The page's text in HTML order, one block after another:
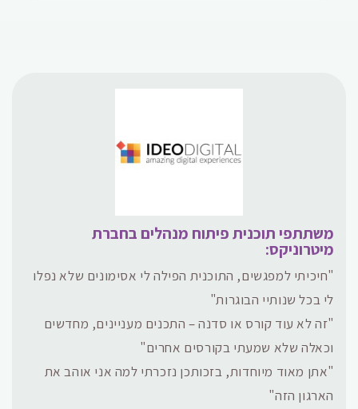
משתתפי תוכנית פיתוח מנהלים בחברת
מיטרוניקס:
"חיכיתי למפגשים, התוכנית הפילה לי אסימונים שלא נפלו
לי בכל שנותיי הבוגרות"
"זה לא עוד קורס או סדנה – התכנים מעניינים, מחדשים
וכאלה שלא שמעתי בקורסים אחרים"
"אתן מאוד מיוחדות, בזכותכן נזכרתי למה אני אוהב את
הארגון הזה"